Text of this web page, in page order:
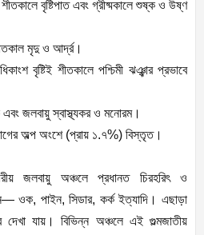
বৃষ্টিপাত এবং গ্রীষ্মকালে শুষ্ক ও উষ্ণ
মৃদু ও আর্দ্র।
বৃষ্টিই শীতকালে পশ্চিমী ঝঞ্ঝার প্রভাবে
জলবায়ু স্বাস্থ্যকর ও মনোরম।
অল্প অংশে (প্রায় ১.৭%) বিস্তৃত।
জলবায়ু অঞ্চলে প্রধানত চিরহরিৎ ও
ওক, পাইন, সিডার, কর্ক ইত্যাদি। এছাড়া
যায়। বিভিন্ন অঞ্চলে এই গুল্মজাতীয়